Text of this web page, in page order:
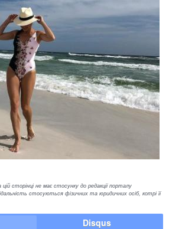
сторінці не має стосунку до редакції порталу
стосуються фізичних та юридичних осіб, котрі її
Disqus